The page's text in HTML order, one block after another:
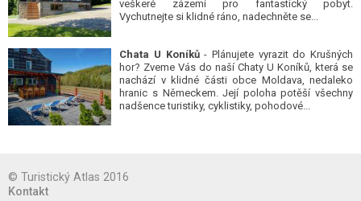
veškeré zázemí pro fantastický pobyt.
Vychutnejte si klidné ráno, nadechněte se...
Chata U Koníků- Plánujete vyrazit do Krušných
hor? Zveme Vás do naší Chaty U Koníků, která se
nachází v klidné části obce Moldava, nedaleko
hranic s Německem. Její poloha potěší všechny
nadšence turistiky, cyklistiky, pohodové...
© Turistický Atlas 2016
Kontakt